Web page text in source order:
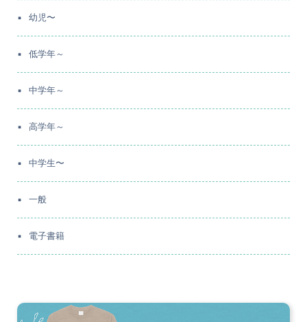
幼児〜
低学年～
中学年～
高学年～
中学生〜
一般
電子書籍